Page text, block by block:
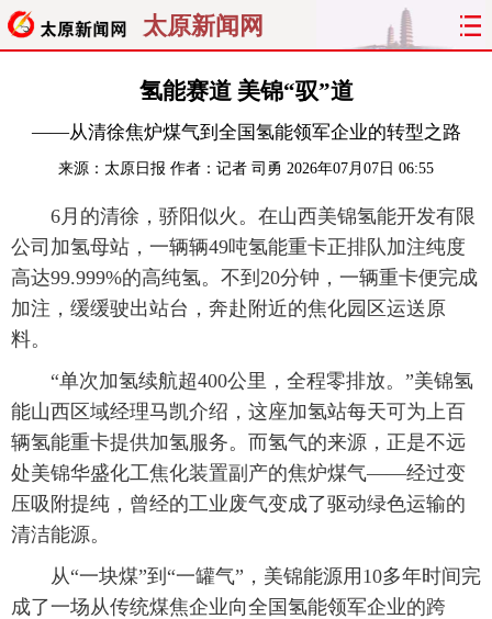
太原新闻网
聚焦 太原
经济 关注 文明 出行
旅游 理财 政务 教育
看天下 晋月读 最太原 网罗民生
氢能赛道 美锦“驭”道
——从清徐焦炉煤气到全国氢能领军企业的转型之路
来源： 太原日报 作者：记者 司勇 2026年07月07日 06:55
6月的清徐，骄阳似火。在山西美锦氢能开发有限
公司加氢母站，一辆辆49吨氢能重卡正排队加注纯度
高达99.999%的高纯氢。不到20分钟，一辆重卡便完成
加注，缓缓驶出站台，奔赴附近的焦化园区运送原
料。
“单次加氢续航超400公里，全程零排放。”美锦氢
能山西区域经理马凯介绍，这座加氢站每天可为上百
辆氢能重卡提供加氢服务。而氢气的来源，正是不远
处美锦华盛化工焦化装置副产的焦炉煤气——经过变
压吸附提纯，曾经的工业废气变成了驱动绿色运输的
清洁能源。
从“一块煤”到“一罐气”，美锦能源用10多年时间完
成了一场从传统煤焦企业向全国氢能领军企业的跨